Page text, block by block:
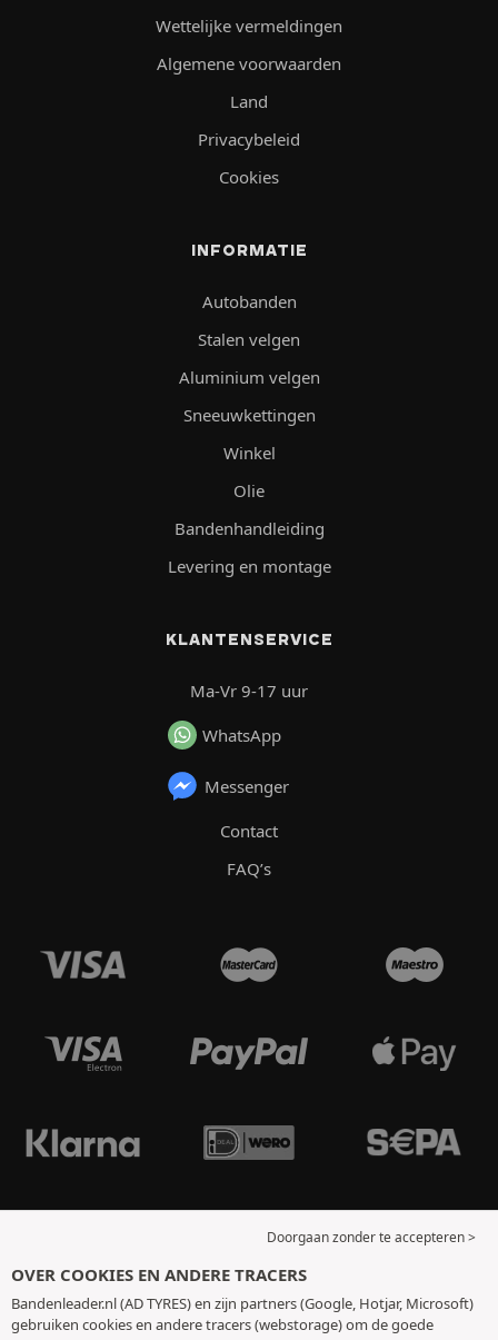
Wettelijke vermeldingen
Algemene voorwaarden
Land
Privacybeleid
Cookies
INFORMATIE
Autobanden
Stalen velgen
Aluminium velgen
Sneeuwkettingen
Winkel
Olie
Bandenhandleiding
Levering en montage
KLANTENSERVICE
Ma-Vr 9-17 uur
WhatsApp
Messenger
Contact
FAQ’s
Doorgaan zonder te accepteren >
OVER COOKIES EN ANDERE TRACERS
Bandenleader.nl (AD TYRES) en zijn partners (Google, Hotjar, Microsoft)
gebruiken cookies en andere tracers (webstorage) om de goede